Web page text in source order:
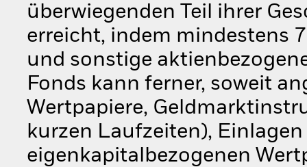
überwiegenden Teil ihrer
erreicht, indem mindestens
und sonstige
Fonds kann ferner, soweit
Wertpapiere,
kurzen Laufzeiten),
eigenkapitalbezogenen